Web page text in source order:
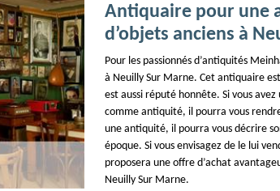
Antiquaire pour une
d’objets anciens à
Pour les passionnés d’antiquités
à Neuilly Sur Marne. Cet antiquaire
est aussi réputé honnête. Si vous
comme antiquité, il pourra vous
une antiquité, il pourra vous décrire
époque. Si vous envisagez de le lui
proposera une offre d’achat
Neuilly Sur Marne.